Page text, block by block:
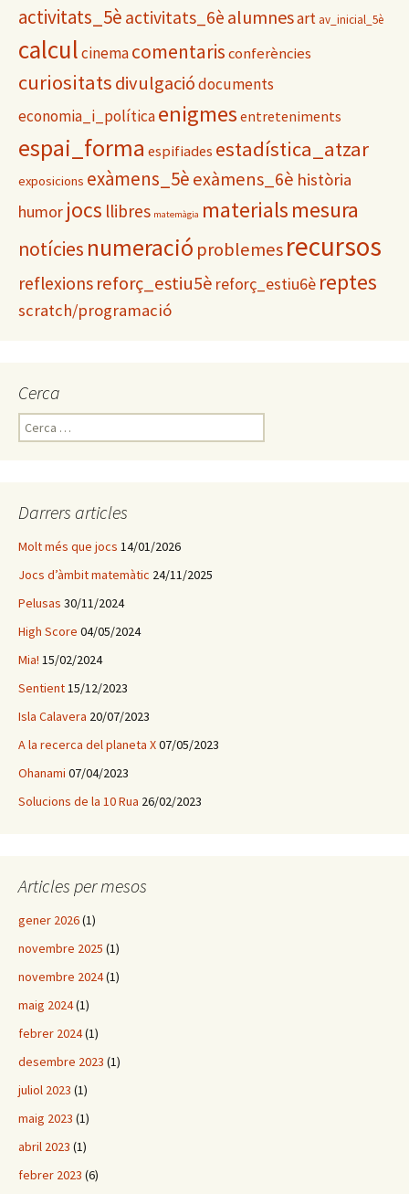
r
e
activitats_5è activitats_6è alumnesart av_inicial_5è
calculcinemacomentarisconferències
curiositatsdivulgaciódocuments
economia_i_políticaenigmes entreteniments
espai_forma espifiades estadística_atzar
exposicions exàmens_5èexàmens_6è història
humor jocs llibres matemàgia materialsmesura
notícies numeració problemesrecursos
reflexions reforç_estiu5è reforç_estiu6è reptes
scratch/programació
Cerca
e
:Darrers articles
Molt més que jocs 14/01/2026
Jocs d’àmbit matemàtic 24/11/2025
Pelusas 30/11/2024
High Score 04/05/2024
Mia! 15/02/2024
Sentient15/12/2023
Isla Calavera 20/07/2023
A la recerca del planeta X07/05/2023
Ohanami 07/04/2023
Solucions de la 10 Rua 26/02/2023
Articles per mesos
gener 2026(1)
novembre 2025 (1)
novembre 2024(1)
maig 2024(1)
febrer 2024(1)
desembre 2023 (1)
juliol 2023 (1)
maig 2023 (1)
abril 2023 (1)
febrer 2023 (6)